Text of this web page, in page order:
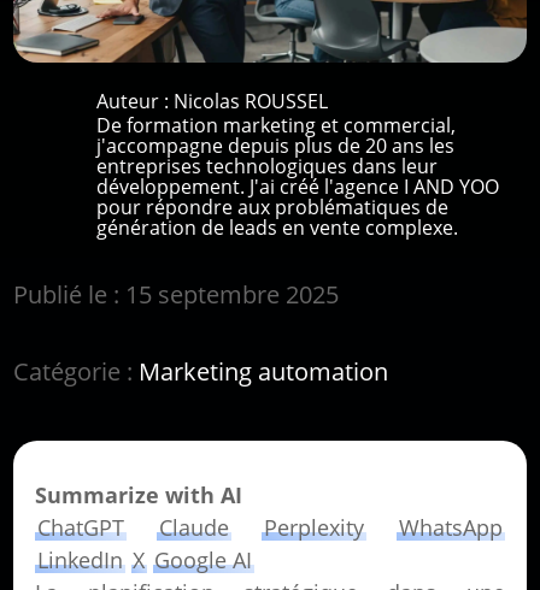
Auteur : Nicolas ROUSSEL
De formation marketing et commercial,
j'accompagne depuis plus de 20 ans les
entreprises technologiques dans leur
développement. J'ai créé l'agence I AND YOO
pour répondre aux problématiques de
génération de leads en vente complexe.
Publié le : 15 septembre 2025
Catégorie : Marketing automation
Summarize with AI
ChatGPT
Claude Perplexity
WhatsApp
LinkedIn X Google AI